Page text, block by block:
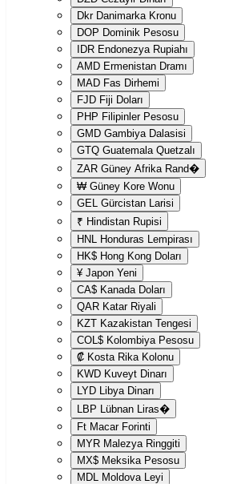
Dkr Danimarka Kronu
DOP Dominik Pesosu
IDR Endonezya Rupiahı
AMD Ermenistan Dramı
MAD Fas Dirhemi
FJD Fiji Doları
PHP Filipinler Pesosu
GMD Gambiya Dalasisi
GTQ Guatemala Quetzalı
ZAR Güney Afrika Rand�
₩ Güney Kore Wonu
GEL Gürcistan Larisi
₹ Hindistan Rupisi
HNL Honduras Lempirası
HK$ Hong Kong Doları
¥ Japon Yeni
CA$ Kanada Doları
QAR Katar Riyali
KZT Kazakistan Tengesi
COL$ Kolombiya Pesosu
₡ Kosta Rika Kolonu
KWD Kuveyt Dinarı
LYD Libya Dinarı
LBP Lübnan Liras�
Ft Macar Forinti
MYR Malezya Ringgiti
MX$ Meksika Pesosu
MDL Moldova Leyi